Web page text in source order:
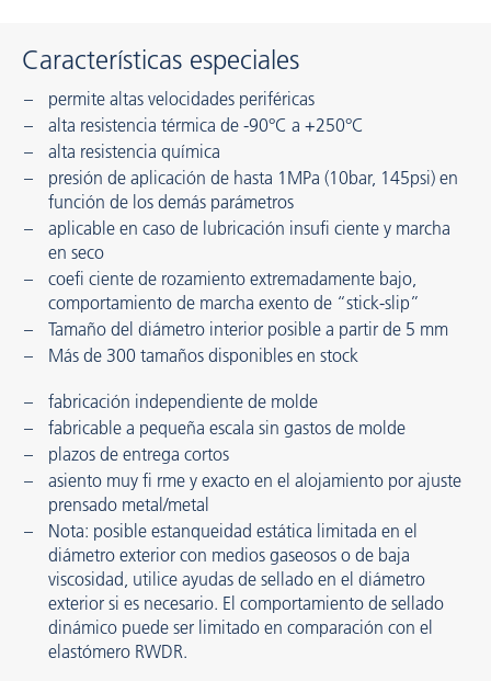
Características especiales
permite altas velocidades periféricas
alta resistencia térmica de -90°C a +250°C
alta resistencia química
presión de aplicación de hasta 1MPa (10bar, 145psi) en
función de los demás parámetros
aplicable en caso de lubricación insufi ciente y marcha
en seco
coefi ciente de rozamiento extremadamente bajo,
comportamiento de marcha exento de “stick-slip”
Tamaño del diámetro interior posible a partir de 5 mm
Más de 300 tamaños disponibles en stock
fabricación independiente de molde
fabricable a pequeña escala sin gastos de molde
plazos de entrega cortos
asiento muy fi rme y exacto en el alojamiento por ajuste
prensado metal/metal
Nota: posible estanqueidad estática limitada en el
diámetro exterior con medios gaseosos o de baja
viscosidad, utilice ayudas de sellado en el diámetro
exterior si es necesario. El comportamiento de sellado
dinámico puede ser limitado en comparación con el
elastómero RWDR.